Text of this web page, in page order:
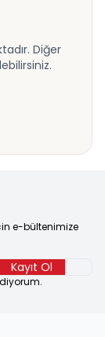
Diğer
e-bültenimize
Kayıt Ol